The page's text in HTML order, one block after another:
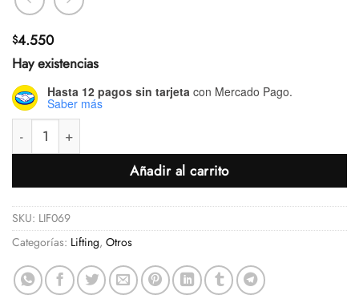
$4.550
Hay existencias
Hasta 12 pagos sin tarjeta con Mercado Pago.
Saber más
PINCEL LAMINADOR- LIFTING DE PESTAÑAS cantidad
Añadir al carrito
SKU: LIF069
Categorías: Lifting, Otros